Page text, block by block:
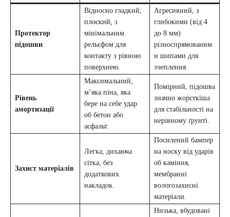
Протектор
підошви
Відносно гладкий,
плоский, з
мінімальним
рельєфом для
контакту з рівною
поверхнею.
Агресивний, з
глибокими (від 4
до 8 мм)
різноспрямованим
и шипами для
зчеплення.
Рівень
амортизації
Максимальний,
м’яка піна, яка
бере на себе удар
об бетон або
асфальт.
Помірний, підошва
значно жорсткіша
для стабільності на
нерівному ґрунті.
Захист матеріалів
Легка, дихаюча
сітка, без
додаткових
накладок.
Посилений бампер
на носку від ударів
об каміння,
мембранні
вологозахисні
матеріали.
Низька, вбудовані